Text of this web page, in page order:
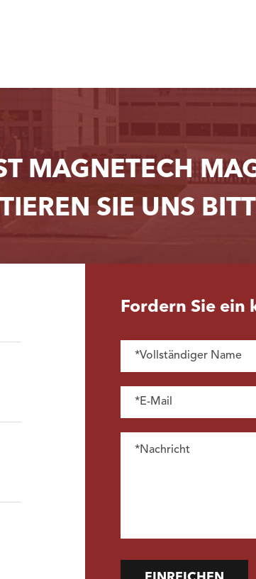
MAGNETECH
SIE UNS
Fordern Sie ein